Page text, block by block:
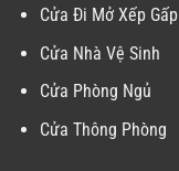
Cửa Đi Mở Xếp Gấp
Cửa Nhà Vệ Sinh
Cửa Phòng Ngủ
Cửa Thông Phòng